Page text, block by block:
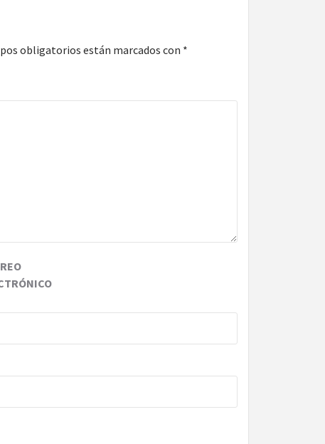
obligatorios están marcados con *